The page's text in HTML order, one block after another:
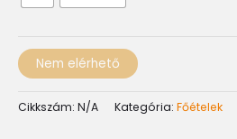
Nem elérhető
Cikkszám: N/A Kategória: Főételek